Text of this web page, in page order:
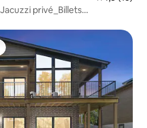
privé_Billets